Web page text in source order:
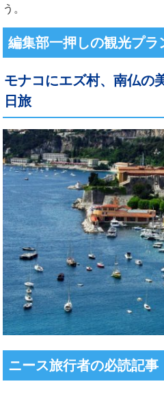
う。
編集部一押しの観光プラ
モナコにエズ村、南仏の
日旅
ニース旅行者の必読記事